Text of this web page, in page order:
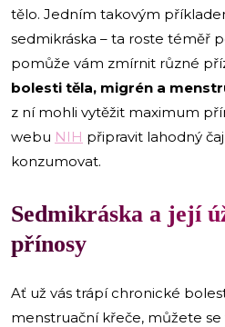
tělo. Jedním takovým
sedmikráska – ta roste téměř
pomůže vám zmírnit různé
bolesti těla, migrén a
z ní mohli vytěžit maximum
webu NIH připravit lahodný
konzumovat.
Sedmikráska a její
přínosy
Ať už vás trápí chronické
menstruační křeče, můžete